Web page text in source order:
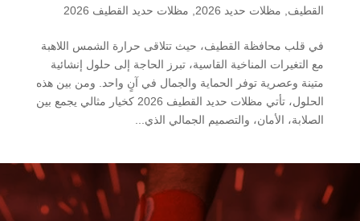
القطيف, مظلات حديد 2026 , مظلات حديد القطيف 2026
في قلب محافظة القطيف، حيث تتلاقى حرارة الشمس اللاهبة
مع التغيرات المناخية القاسية، تبرز الحاجة إلى حلول إنشائية
متينة وعصرية توفر الحماية والجمال في آنٍ واحد. ومن بين هذه
الحلول، تأتي مظلات حديد القطيف 2026 كخيار مثالي يجمع بين
الصلابة، الأمان، والتصميم الجمالي الذي...